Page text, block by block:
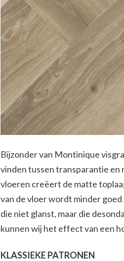
Bijzonder van Montinique
vinden tussen transparantie en
vloeren creëert de matte
van de vloer wordt minder
die niet glanst, maar die
kunnen wij het effect van een
KLASSIEKE PATRONEN